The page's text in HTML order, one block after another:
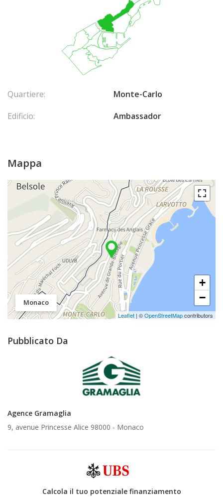
Quartiere:
Monte-Carlo
Edificio:
Ambassador
Mappa
Monaco
+
−
Leaflet | ©OpenStreetMapcontributors
Pubblicato Da
Agence Gramaglia
9, avenue Princesse Alice 98000 - Monaco
Calcola il tuo potenziale finanziamento